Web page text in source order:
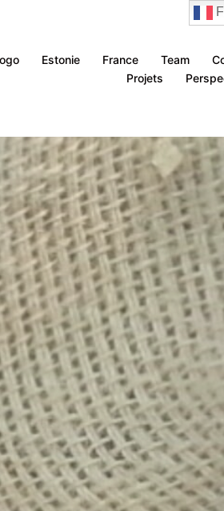
Estonie France Team
Projets